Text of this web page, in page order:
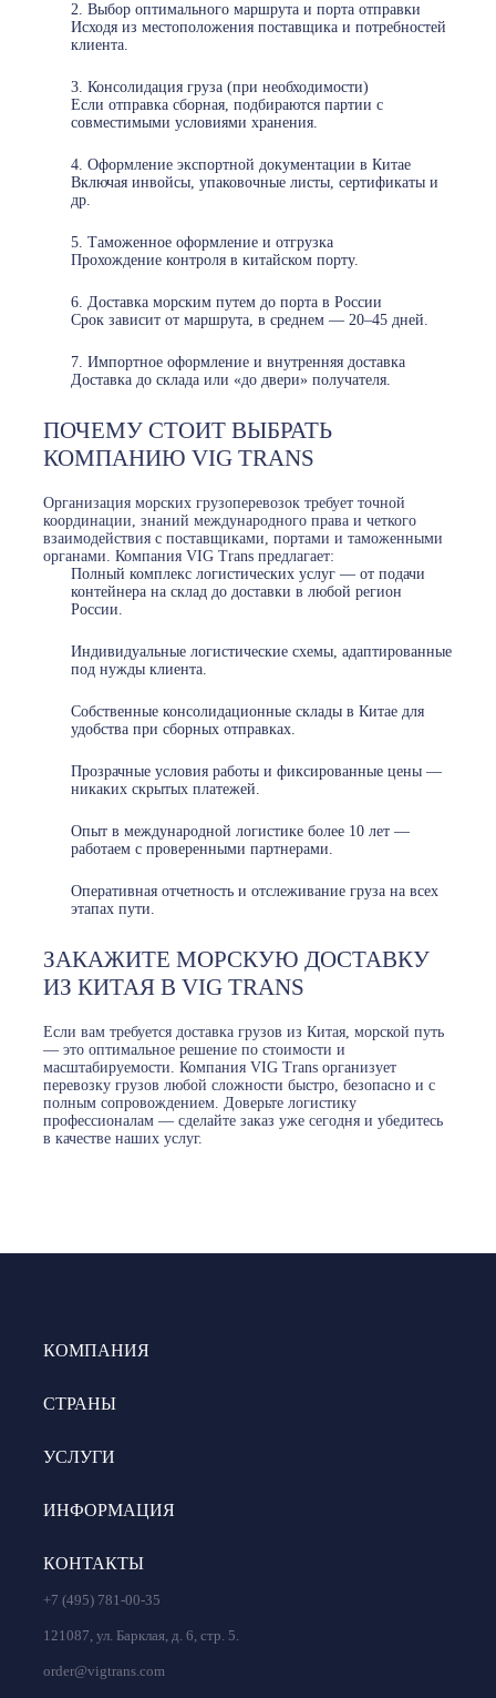
Выбор оптимального маршрута и порта отправки
Исходя из местоположения поставщика и потребностей
клиента.
Консолидация груза (при необходимости)
Если отправка сборная, подбираются партии с
совместимыми условиями хранения.
Оформление экспортной документации в Китае
Включая инвойсы, упаковочные листы, сертификаты и
др.
Таможенное оформление и отгрузка
Прохождение контроля в китайском порту.
Доставка морским путем до порта в России
Срок зависит от маршрута, в среднем — 20–45 дней.
Импортное оформление и внутренняя доставка
Доставка до склада или «до двери» получателя.
ПОЧЕМУ СТОИТ ВЫБРАТЬ
КОМПАНИЮ VIG TRANS
Организация морских грузоперевозок требует точной
координации, знаний международного права и четкого
взаимодействия с поставщиками, портами и таможенными
органами. Компания VIG Trans предлагает:
Полный комплекс логистических услуг — от подачи
контейнера на склад до доставки в любой регион
России.
Индивидуальные логистические схемы, адаптированные
под нужды клиента.
Собственные консолидационные склады в Китае для
удобства при сборных отправках.
Прозрачные условия работы и фиксированные цены —
никаких скрытых платежей.
Опыт в международной логистике более 10 лет —
работаем с проверенными партнерами.
Оперативная отчетность и отслеживание груза на всех
этапах пути.
ЗАКАЖИТЕ МОРСКУЮ ДОСТАВКУ
ИЗ КИТАЯ В VIG TRANS
Если вам требуется доставка грузов из Китая, морской путь
— это оптимальное решение по стоимости и
масштабируемости. Компания VIG Trans организует
перевозку грузов любой сложности быстро, безопасно и с
полным сопровождением. Доверьте логистику
профессионалам — сделайте заказ уже сегодня и убедитесь
в качестве наших услуг.
КОМПАНИЯ
СТРАНЫ
УСЛУГИ
ИНФОРМАЦИЯ
КОНТАКТЫ
+7 (495) 781-00-35
121087, ул. Барклая, д. 6, стр. 5.
order@vigtrans.com